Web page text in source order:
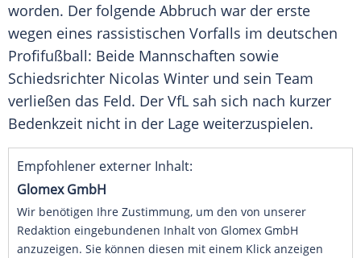
worden. Der folgende Abbruch war der erste
wegen eines rassistischen Vorfalls im deutschen
Profifußball: Beide Mannschaften sowie
Schiedsrichter Nicolas Winter und sein Team
verließen das Feld. Der VfL sah sich nach kurzer
Bedenkzeit nicht in der Lage weiterzuspielen.
Empfohlener externer Inhalt:
Glomex GmbH
Wir benötigen Ihre Zustimmung, um den von unserer
Redaktion eingebundenen Inhalt von Glomex GmbH
anzuzeigen. Sie können diesen mit einem Klick anzeigen